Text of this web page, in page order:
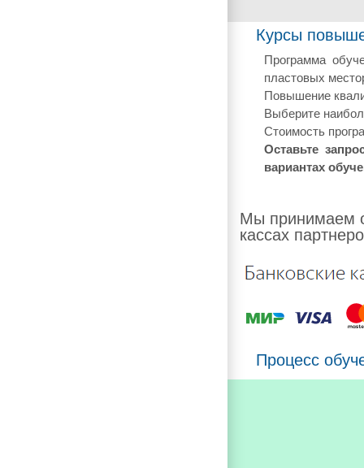
Курсы
Программа
пластовых
Повышение
Выберите
Стоимость
Оставьте
вариантах
Мы принимаем
кассах
Процесс